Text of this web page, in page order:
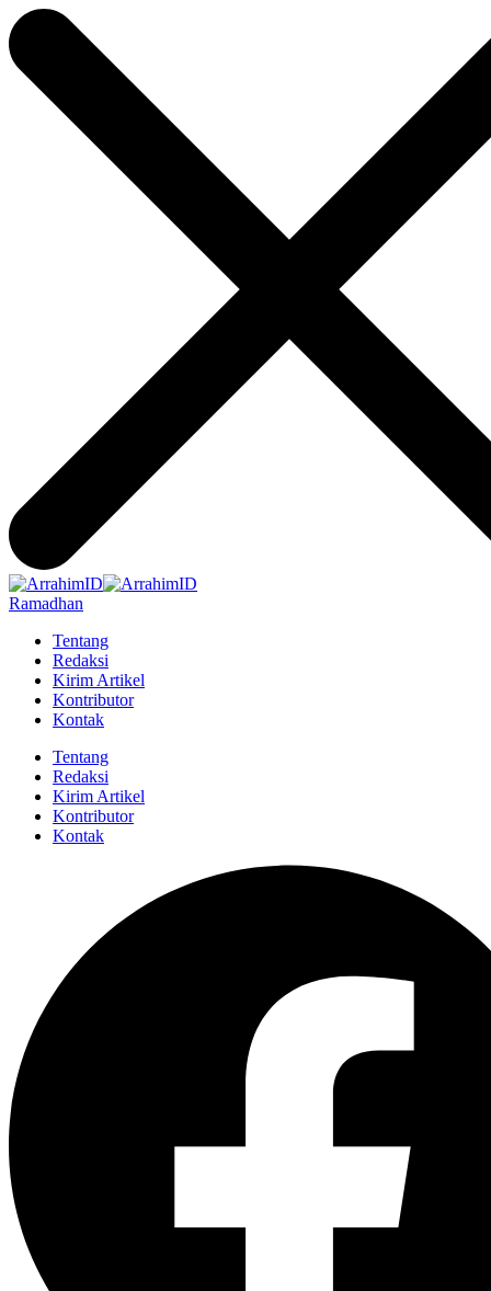
Ramadhan
Tentang
Redaksi
Kirim Artikel
Kontributor
Kontak
Tentang
Redaksi
Kirim Artikel
Kontributor
Kontak